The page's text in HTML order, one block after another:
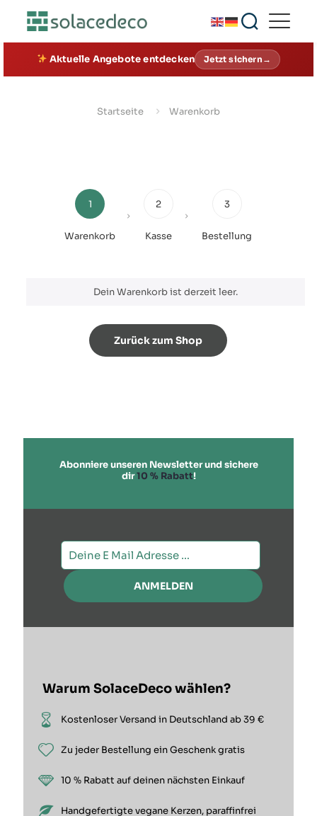
Aktuelle Angebote entdecken Jetzt sichern→
Startseite Warenkorb
1
Warenkorb
2
Kasse
3
Bestellung
Dein Warenkorb ist derzeit leer.
Zurück zum Shop
Abonniere unseren Newsletter und sichere
dir10 % Rabatt!
Warum SolaceDeco wählen?
Kostenloser Versand in Deutschland ab 39 €
Zu jeder Bestellung ein Geschenk gratis
10 % Rabatt auf deinen nächsten Einkauf
Handgefertigte vegane Kerzen, paraffinfrei